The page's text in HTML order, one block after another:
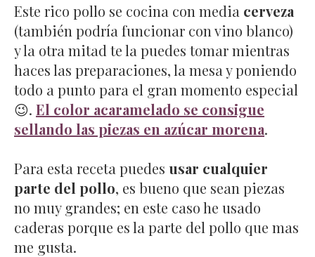
Este rico pollo se cocina con media cerveza
(también podría funcionar con vino blanco)
y la otra mitad te la puedes tomar mientras
haces las preparaciones, la mesa y poniendo
todo a punto para el gran momento especial
😉. El color acaramelado se consigue
sellando las piezas en azúcar morena.
Para esta receta puedes usar cualquier
parte del pollo, es bueno que sean piezas
no muy grandes; en este caso he usado
caderas porque es la parte del pollo que mas
me gusta.